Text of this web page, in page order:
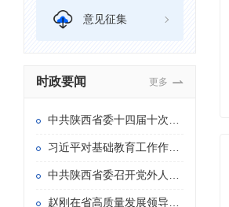
意见征集
时政要闻 更多